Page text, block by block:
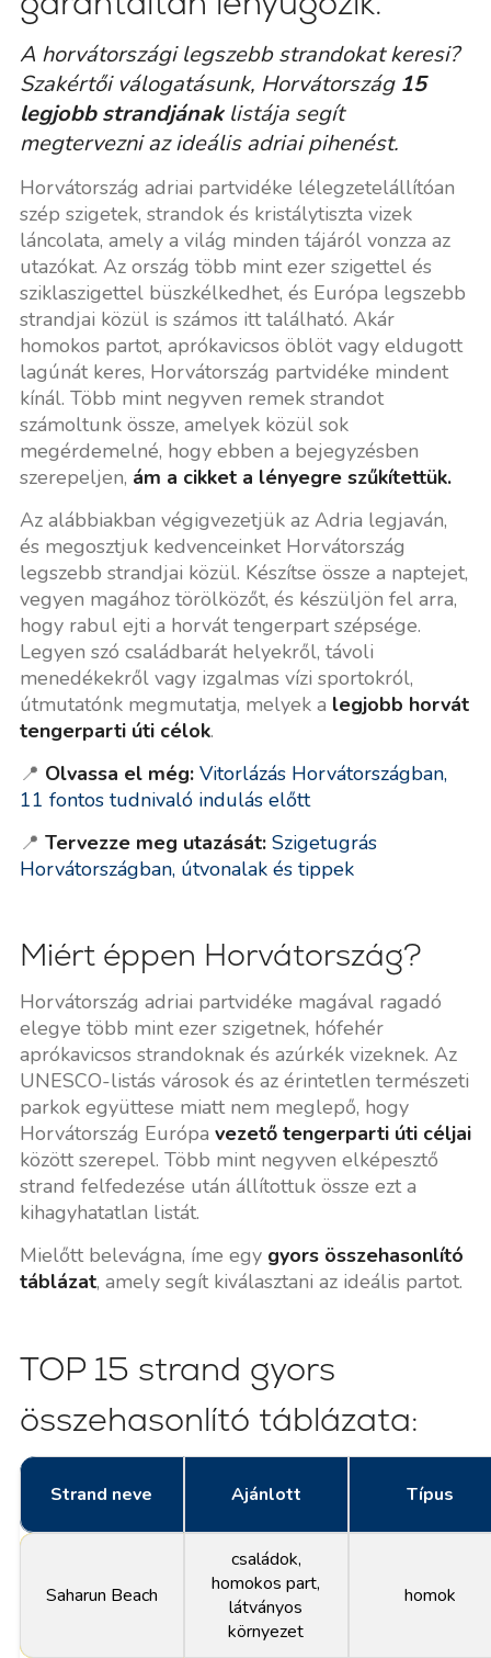
A horvátországi legszebb strandokat keresi?
Szakértői válogatásunk, Horvátország 15
legjobb strandjánaklistája segít
megtervezni az ideális adriai pihenést.
Horvátország adriai partvidéke lélegzetelállítóan
szép szigetek, strandok és kristálytiszta vizek
láncolata, amely a világ minden tájáról vonzza az
utazókat. Az ország több mint ezer szigettel és
sziklaszigettel büszkélkedhet, és Európa legszebb
strandjai közül is számos itt található. Akár
homokos partot, aprókavicsos öblöt vagy eldugott
lagúnát keres, Horvátország partvidéke mindent
kínál. Több mint negyven remek strandot
számoltunk össze, amelyek közül sok
megérdemelné, hogy ebben a bejegyzésben
szerepeljen, ám a cikket a lényegre szűkítettük.
Az alábbiakban végigvezetjük az Adria legjaván,
és megosztjuk kedvenceinket Horvátország
legszebb strandjai közül. Készítse össze a naptejet,
vegyen magához törölközőt, és készüljön fel arra,
hogy rabul ejti a horvát tengerpart szépsége.
Legyen szó családbarát helyekről, távoli
menedékekről vagy izgalmas vízi sportokról,
útmutatónk megmutatja, melyek a legjobb horvát
tengerparti úti célok.
📍 Olvassa el még: Vitorlázás Horvátországban,
11 fontos tudnivaló indulás előtt
📍 Tervezze meg utazását: Szigetugrás
Horvátországban, útvonalak és tippek
Miért éppen Horvátország?
Horvátország adriai partvidéke magával ragadó
elegye több mint ezer szigetnek, hófehér
aprókavicsos strandoknak és azúrkék vizeknek. Az
UNESCO-listás városok és az érintetlen természeti
parkok együttese miatt nem meglepő, hogy
Horvátország Európa vezető tengerparti úti céljai
között szerepel. Több mint negyven elképesztő
strand felfedezése után állítottuk össze ezt a
kihagyhatatlan listát.
Mielőtt belevágna, íme egy gyors összehasonlító
táblázat, amely segít kiválasztani az ideális partot.
TOP 15 strand gyors
összehasonlító táblázata:
Strand neve Ajánlott Típus
Saharun Beach
családok,
homokos part,
látványos
környezet
homok